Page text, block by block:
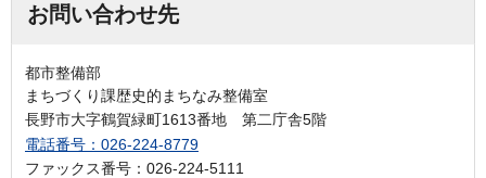
お問い合わせ先
都市整備部
まちづくり課歴史的まちなみ整備室
長野市大字鶴賀緑町1613番地 第二庁舎5階
電話番号：026-224-8779
ファックス番号：026-224-5111